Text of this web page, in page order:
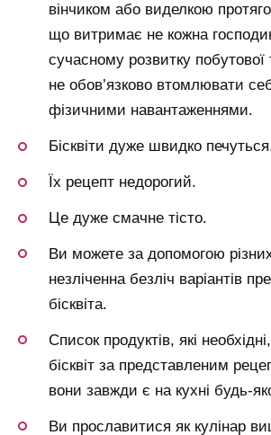
вінчиком або виделкою
що витримає не кожна
сучасному розвитку побутової
не обов’язково втомлювати
фізичними навантаженнями.
Бісквіти дуже швидко
Їх рецепт недорогий.
Це дуже смачне тісто.
Ви можете за допомогою
незліченна безліч варіантів
бісквіта.
Список продуктів, які
бісквіт за представленим
вони завжди є на кухні будь-
Ви прославитися як кулінар